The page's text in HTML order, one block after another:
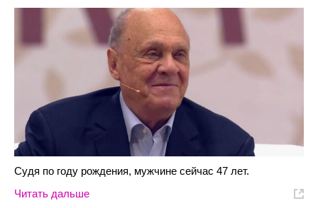
Судя по году рождения, мужчине сейчас 47 лет.
Читать дальше